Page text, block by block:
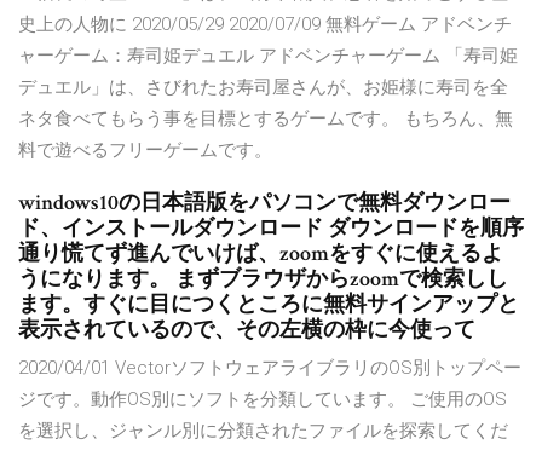
史上の人物に 2020/05/29 2020/07/09 無料ゲーム アドベンチ
ャーゲーム：寿司姫デュエル アドベンチャーゲーム 「寿司姫
デュエル」は、さびれたお寿司屋さんが、お姫様に寿司を全
ネタ食べてもらう事を目標とするゲームです。 もちろん、無
料で遊べるフリーゲームです。
windows10の日本語版をパソコンで無料ダウンロー
ド、インストールダウンロード ダウンロードを順序
通り慌てず進んでいけば、zoomをすぐに使えるよ
うになります。 まずブラウザからzoomで検索しし
ます。すぐに目につくところに無料サインアップと
表示されているので、その左横の枠に今使って
2020/04/01 VectorソフトウェアライブラリのOS別トップペー
ジです。動作OS別にソフトを分類しています。 ご使用のOS
を選択し、ジャンル別に分類されたファイルを探索してくだ